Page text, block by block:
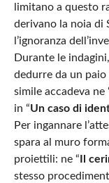
limitano a questo
derivano la noia di
l’ignoranza
Durante le
dedurre da un paio
simile accadeva ne
in “Un caso di
Per ingannare
spara al muro
proiettili: ne “ Il
stesso